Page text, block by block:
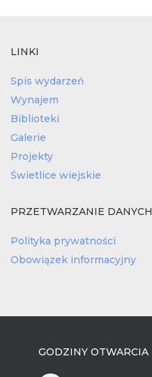
LINKI
Spis wydarzeń
Wynajem
Biblioteki
Galerie
Projekty
Świetlice wiejskie
PRZETWARZANIE DANYCH
Polityka prywatności
Obowiązek informacyjny
GODZINY OTWARCIA